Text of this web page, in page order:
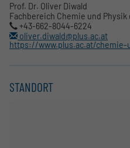
Prof. Dr. Oliver Diwald
Fachbereich Chemie und Physik
+43-662-8044-6224
oliver.diwald@plus.ac.at
https://www.plus.ac.at/
STANDORT